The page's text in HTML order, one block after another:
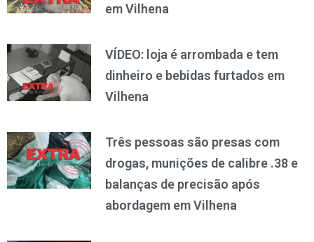
em Vilhena
VÍDEO: loja é arrombada e tem
dinheiro e bebidas furtados em
Vilhena
Três pessoas são presas com
drogas, munições de calibre .38 e
balanças de precisão após
abordagem em Vilhena